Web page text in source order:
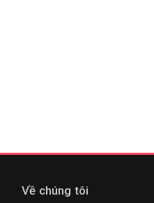
Về chúng tôi